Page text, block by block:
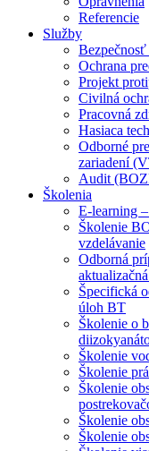
Referencie
Služby
Ochrana
Projekt
Civilná
Pracovná
Hasiaca
Odborné
zariadení
Audit
Školenia
E-learning
Školenie
vzdelávanie
Odborná
Špecifická
úloh BT
Školenie o
Školenie
Školenie
Školenie
Školenie
Školenie